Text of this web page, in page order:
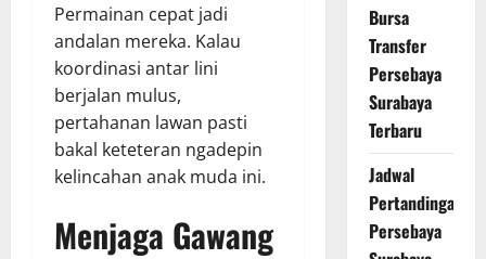
Permainan cepat jadi
andalan mereka. Kalau
koordinasi antar lini
berjalan mulus,
pertahanan lawan pasti
bakal keteteran ngadepin
kelincahan anak muda ini.
Menjaga Gawang
Bursa
Transfer
Persebaya
Surabaya
Terbaru
Jadwal
Pertandingan
Persebaya